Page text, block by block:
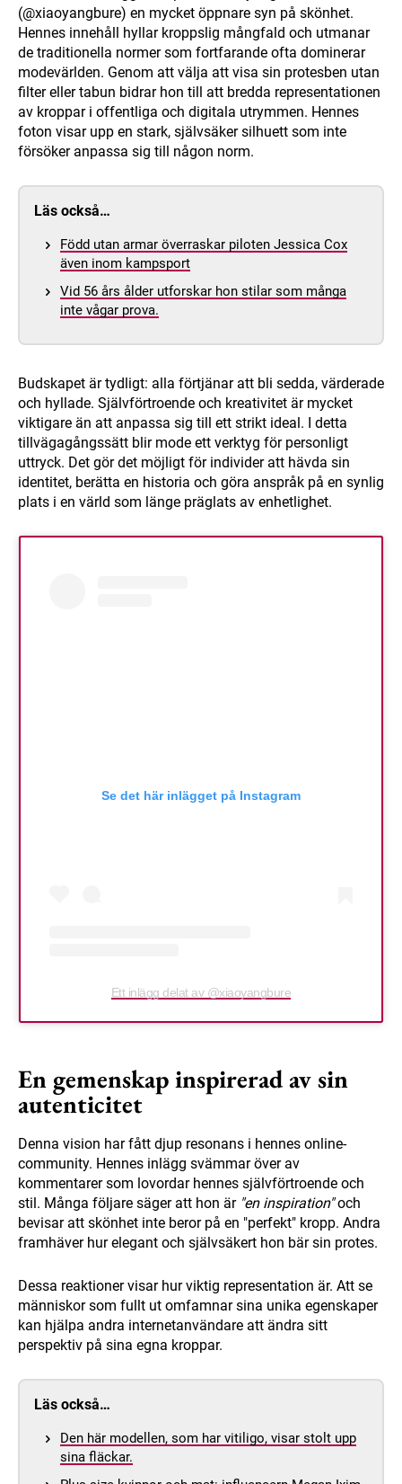
(@xiaoyangbure) en mycket öppnare syn på skönhet.
Hennes innehåll hyllar kroppslig mångfald och utmanar
de traditionella normer som fortfarande ofta dominerar
modevärlden. Genom att välja att visa sin protesben utan
filter eller tabun bidrar hon till att bredda representationen
av kroppar i offentliga och digitala utrymmen. Hennes
foton visar upp en stark, självsäker silhuett som inte
försöker anpassa sig till någon norm.
Läs också…
Född utan armar överraskar piloten Jessica Cox
även inom kampsport
Vid 56 års ålder utforskar hon stilar som många
inte vågar prova.
Budskapet är tydligt: alla förtjänar att bli sedda, värderade
och hyllade. Självförtroende och kreativitet är mycket
viktigare än att anpassa sig till ett strikt ideal. I detta
tillvägagångssätt blir mode ett verktyg för personligt
uttryck. Det gör det möjligt för individer att hävda sin
identitet, berätta en historia och göra anspråk på en synlig
plats i en värld som länge präglats av enhetlighet.
Se det här inlägget på Instagram
Ett inlägg delat av @xiaoyangbure
En gemenskap inspirerad av sin
autenticitet
Denna vision har fått djup resonans i hennes online-
community. Hennes inlägg svämmar över av
kommentarer som lovordar hennes självförtroende och
stil. Många följare säger att hon är "en inspiration"och
bevisar att skönhet inte beror på en "perfekt" kropp. Andra
framhäver hur elegant och självsäkert hon bär sin protes.
Dessa reaktioner visar hur viktig representation är. Att se
människor som fullt ut omfamnar sina unika egenskaper
kan hjälpa andra internetanvändare att ändra sitt
perspektiv på sina egna kroppar.
Läs också…
Den här modellen, som har vitiligo, visar stolt upp
sina fläckar.